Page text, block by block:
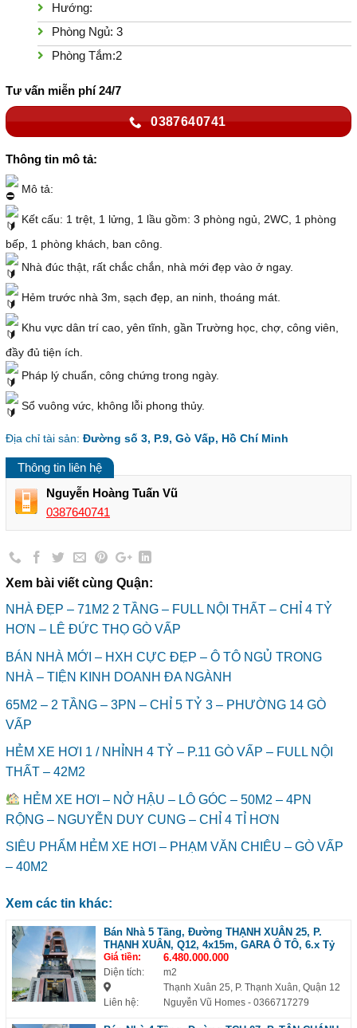
Hướng:
Phòng Ngủ: 3
Phòng Tắm:2
Tư vấn miễn phí 24/7
0387640741
Thông tin mô tả:
Mô tả:
Kết cấu: 1 trệt, 1 lửng, 1 lầu gồm: 3 phòng ngủ, 2WC, 1 phòng
bếp, 1 phòng khách, ban công.
Nhà đúc thật, rất chắc chắn, nhà mới đẹp vào ở ngay.
Hẻm trước nhà 3m, sạch đẹp, an ninh, thoáng mát.
Khu vực dân trí cao, yên tĩnh, gần Trường học, chợ, công viên,
đầy đủ tiện ích.
Pháp lý chuẩn, công chứng trong ngày.
Sổ vuông vức, không lỗi phong thủy.
Địa chỉ tài sản: Đường số 3, P.9, Gò Vấp, Hồ Chí Minh
Thông tin liên hệ
Nguyễn Hoàng Tuấn Vũ
0387640741
Xem bài viết cùng Quận:
NHÀ ĐẸP – 71M2 2 TẦNG – FULL NỘI THẤT – CHỈ 4 TỶ
HƠN – LÊ ĐỨC THỌ GÒ VẤP
BÁN NHÀ MỚI – HXH CỰC ĐẸP – Ô TÔ NGỦ TRONG
NHÀ – TIỆN KINH DOANH ĐA NGÀNH
65M2 – 2 TẦNG – 3PN – CHỈ 5 TỶ 3 – PHƯỜNG 14 GÒ
VẤP
HẺM XE HƠI 1 / NHỈNH 4 TỶ – P.11 GÒ VẤP – FULL NỘI
THẤT – 42M2
HẺM XE HƠI – NỞ HẬU – LÔ GÓC – 50M2 – 4PN
RỘNG – NGUYỄN DUY CUNG – CHỈ 4 TỈ HƠN
SIÊU PHẨM HẺM XE HƠI – PHẠM VĂN CHIÊU – GÒ VẤP
– 40M2
Xem các tin khác:
Bán Nhà 5 Tầng, Đường THẠNH XUÂN 25, P.
THẠNH XUÂN, Q12, 4x15m, GARA Ô TÔ, 6.x Tỷ
Giá tiền: 6.480.000.000
Diện tích:
m2
Thạnh Xuân 25, P. Thạnh Xuân, Quận 12
Liên hệ:
Nguyễn Vũ Homes - 0366717279